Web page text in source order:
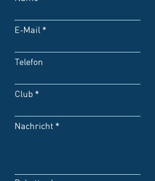
E-Mail
Telefon
Club
Nachricht